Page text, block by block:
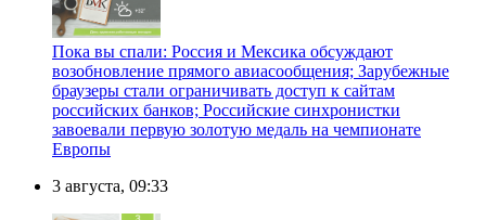
Пока вы спали: Россия и Мексика обсуждают
возобновление прямого авиасообщения; Зарубежные
браузеры стали ограничивать доступ к сайтам
российских банков; Российские синхронистки
завоевали первую золотую медаль на чемпионате
Европы
3 августа, 09:33